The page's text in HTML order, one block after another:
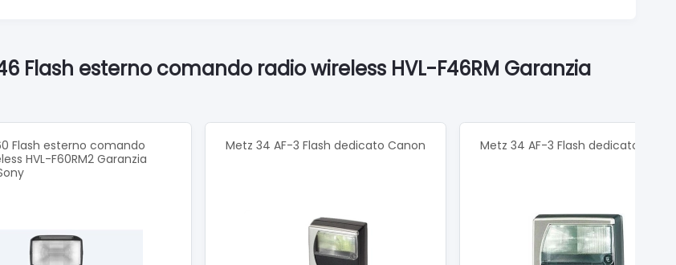
Flash esterno comando radio wireless HVL-F46RM Garanzia
Flash esterno comando
HVL-F60RM2 Garanzia
Metz 34 AF-3 Flash dedicato Canon Metz 34 AF-3 Flash dedicato Nikon